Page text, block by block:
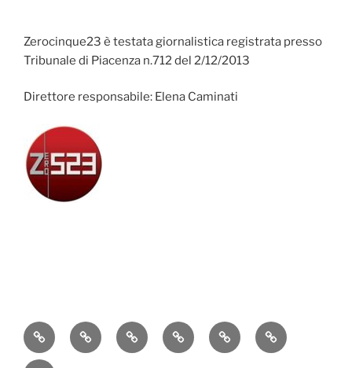
Zerocinque23 è testata giornalistica registrata presso
Tribunale di Piacenza n.712 del 2/12/2013
Direttore responsabile: Elena Caminati
AttualitàCronacaPolitica EconomiaCultura Sport